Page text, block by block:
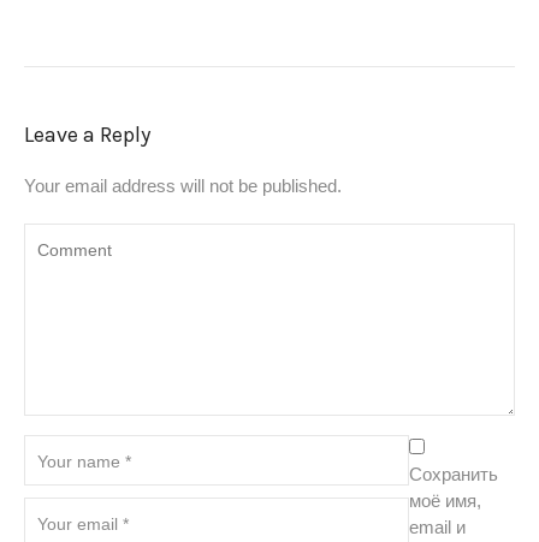
Leave a Reply
Your email address will not be published.
Сохранить
моё имя,
email и